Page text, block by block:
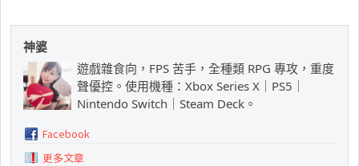
神婆
遊戲雜食向，FPS 苦手，全種類 RPG 專攻，重度
聲優控。使用機種：Xbox Series X｜PS5｜
Nintendo Switch｜Steam Deck。
Facebook
更多文章